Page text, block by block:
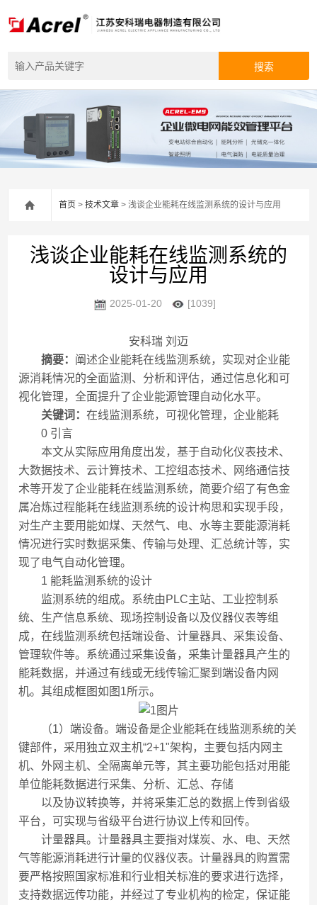
首页 >技术文章 > 浅谈企业能耗在线监测系统的设计与应用
浅谈企业能耗在线监测系统的
设计与应用
2025-01-20 [1039]
安科瑞 刘迈
摘要： 阐述企业能耗在线监测系统，实现对企业能
源消耗情况的全面监测、分析和评估，通过信息化和可
视化管理，全面提升了企业能源管理自动化水平。
关键词：在线监测系统，可视化管理，企业能耗
0 引言
本文从实际应用角度出发，基于自动化仪表技术、
大数据技术、云计算技术、工控组态技术、网络通信技
术等开发了企业能耗在线监测系统，简要介绍了有色金
属冶炼过程能耗在线监测系统的设计构思和实现手段，
对生产主要用能如煤、天然气、电、水等主要能源消耗
情况进行实时数据采集、传输与处理、汇总统计等，实
现了电气自动化管理。
1 能耗监测系统的设计
监测系统的组成。系统由PLC主站、工业控制系
统、生产信息系统、现场控制设备以及仪器仪表等组
成，在线监测系统包括端设备、计量器具、采集设备、
管理软件等。系统通过采集设备，采集计量器具产生的
能耗数据，并通过有线或无线传输汇聚到端设备内网
机。其组成框图如图1所示。
（1）端设备。端设备是企业能耗在线监测系统的关
键部件，采用独立双主机“2+1"架构，主要包括内网主
机、外网主机、全隔离单元等，其主要功能包括对用能
单位能耗数据进行采集、分析、汇总、存储
以及协议转换等，并将采集汇总的数据上传到省级
平台，可实现与省级平台进行协议上传和回传。
计量器具。计量器具主要指对煤炭、水、电、天然
气等能源消耗进行计量的仪器仪表。计量器具的购置需
要严格按照国家标准和行业相关标准的要求进行选择，
支持数据远传功能，并经过了专业机构的检定，保证能